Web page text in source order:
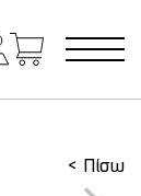
< Πίσω